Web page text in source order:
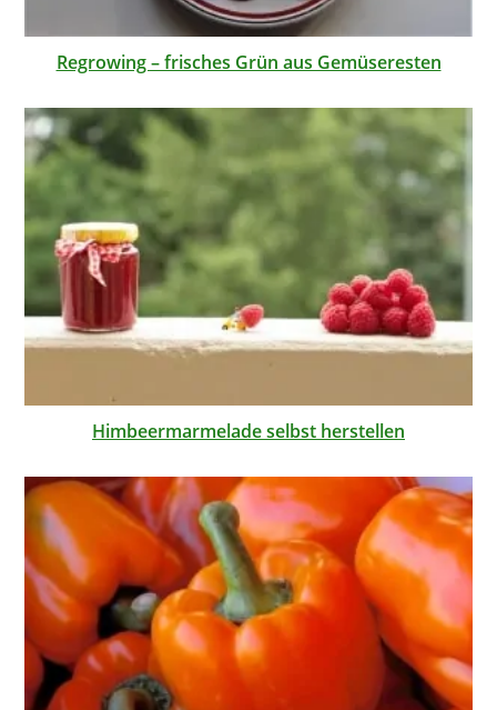
Regrowing – frisches Grün aus Gemüseresten
Himbeermarmelade selbst herstellen